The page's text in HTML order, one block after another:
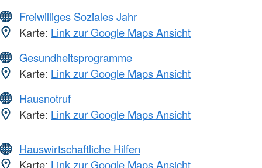
Freiwilliges Soziales Jahr
Karte: Link zur Google Maps Ansicht
Gesundheitsprogramme
Karte: Link zur Google Maps Ansicht
Hausnotruf
Karte: Link zur Google Maps Ansicht
Hauswirtschaftliche Hilfen
Karte: Link zur Google Maps Ansicht